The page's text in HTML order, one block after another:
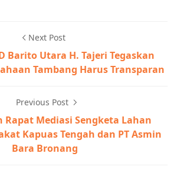
Next Post
Barito Utara H. Tajeri Tegaskan
Tambang Harus Transparan
Previous Post
Rapat Mediasi Sengketa Lahan
Kapuas Tengah dan PT Asmin
Bara Bronang